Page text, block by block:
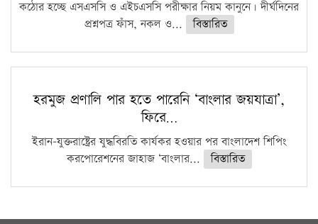
কঠোর হচ্ছে এসএসসি ও এইচএসসি পরীক্ষার নিয়ম কানুনে। দীর্ঘদিনের
প্রশ্নপত্র ফাঁস, নকল ও...
বিস্তারিত
হরমুজ প্রণালি পার হতে পারেনি ‘বাংলার জয়যাত্রা’,
ফিরে…
ইরান-যুক্তরাষ্ট্রের যুদ্ধবিরতি কার্যকর হওয়ার পর বাংলাদেশ শিপিং
করপোরেশনের জাহাজ ‘বাংলার...
বিস্তারিত